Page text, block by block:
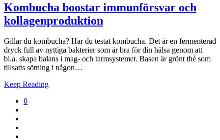
Kombucha boostar immunförsvar och
kollagenproduktion
Gillar du kombucha? Har du testat kombucha. Det är en fermenterad
dryck full av nyttiga bakterier som är bra för din hälsa genom att
bl.a. skapa balans i mag- och tarmsystemet. Basen är grönt thé som
tillsatts sötning i någon…
Keep Reading
0